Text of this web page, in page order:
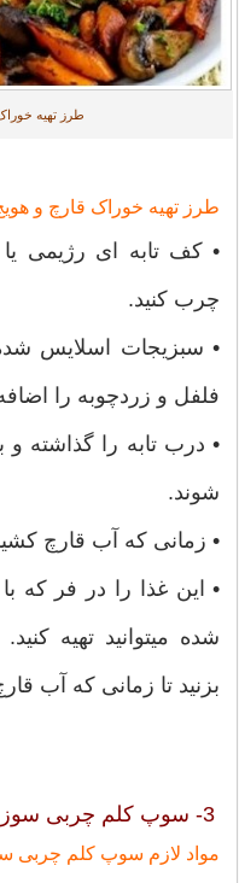
طرز تهیه
طرز تهیه خوراک قارچ و
• کف تابه ای رژیمی
چرب کنید.
• سبزیجات اسلایس شده
فلفل و زردچوبه را
• درب تابه را گذاشته و
شوند.
• زمانی که آب قارچ
بزنید تا زمانی که آب
3- سوپ کلم چربی سوز
مواد لازم سوپ کلم چربی